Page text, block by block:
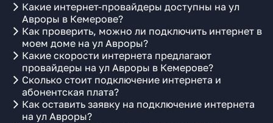
Какие интернет-провайдеры доступны на ул
Авроры в Кемерове?
Как проверить, можно ли подключить интернет в
моем доме на ул Авроры?
Какие скорости интернета предлагают
провайдеры на ул Авроры в Кемерове?
Сколько стоит подключение интернета и
абонентская плата?
Как оставить заявку на подключение интернета
на ул Авроры?